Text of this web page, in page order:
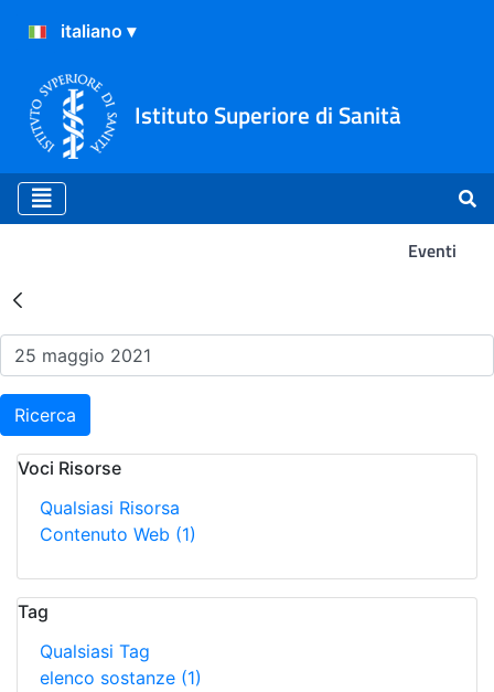
Istituto Superiore di Sanità
Eventi
Risultati della Ricerca -
Ricerca
Voci Risorse
Qualsiasi Risorsa
Contenuto Web (1)
Tag
Qualsiasi Tag
elenco sostanze (1)